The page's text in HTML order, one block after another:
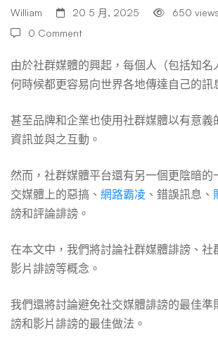
媒
體
上
的
誹
謗
–
William 20 5 月, 2025
650 views
0 Comment
由於社群媒體的興起，每個人（包括知名
何時候都更容易向世界各地傳達自己的訊
甚至品牌和企業也使用社群媒體以有意義
資訊並與之互動。
然而，社群媒體平台還有另一個更陰暗的
交媒體上的惡搞、 網路霸凌 、錯誤訊息、
謗和評論誹謗。
在本文中，我們將討論社群媒體誹謗、社
影片誹謗等概念。
我們還將討論避免社交媒體誹謗的最佳準
謗和影片誹謗的最佳做法。